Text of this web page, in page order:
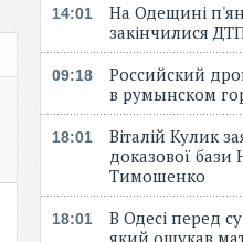
14:01
На Одещині
закінчилися
09:18
Российский
в румынском
18:01
Віталій Кулик
доказової бази
Тимошенко
18:01
В Одесі перед
який ошукав